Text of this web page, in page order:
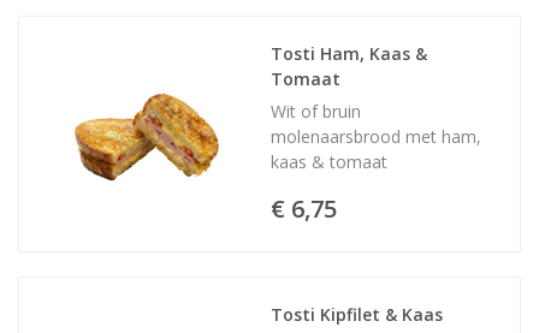
Tosti Ham, Kaas &
Tomaat
Wit of bruin
molenaarsbrood met ham,
kaas & tomaat
€ 6,75
Tosti Kipfilet & Kaas